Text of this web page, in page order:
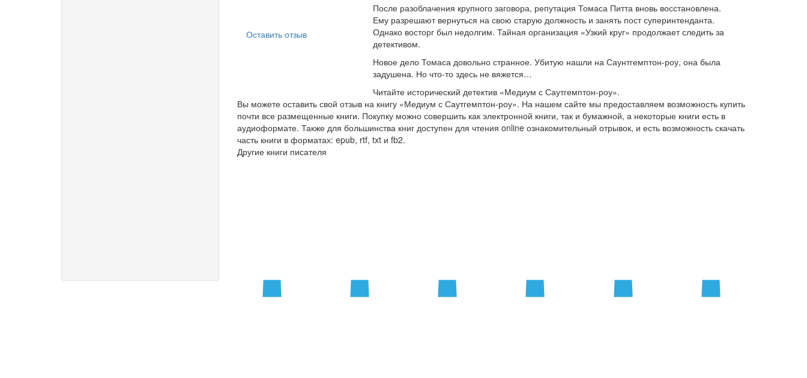
Оставить отзыв
После разоблачения крупного заговора, репутация Томаса Питта вновь восстановлена.
Ему разрешают вернуться на свою старую должность и занять пост суперинтенданта.
Однако восторг был недолгим. Тайная организация «Узкий круг» продолжает следить за
детективом.
Новое дело Томаса довольно странное. Убитую нашли на Саунтгемптон-роу, она была
задушена. Но что-то здесь не вяжется…
Читайте исторический детектив «Медиум с Саутгемптон-роу».
Вы можете оставить свой отзыв на книгу «Медиум с Саутгемптон-роу». На нашем сайте мы предоставляем возможность купить
почти все размещенные книги. Покупку можно совершить как электронной книги, так и бумажной, а некоторые книги есть в
аудиоформате. Также для большинства книг доступен для чтения online ознакомительный отрывок, и есть возможность скачать
часть книги в форматах: epub, rtf, txt и fb2.
Другие книги писателя